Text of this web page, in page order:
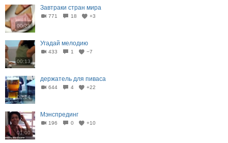
00:28
Завтраки стран мира
771 18 +3
00:13
Угадай мелодию
433 1 −7
00:14
держатель для пиваса
644 4 +22
01:00
Мэнспрединг
196 0 +10